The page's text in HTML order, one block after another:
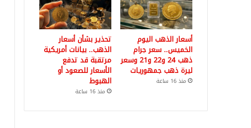
أسعار الذهب اليوم
الخميس.. سعر جرام
ذهب 24 و22 و21 وسعر
ليرة ذهب جمهوريات
منذ 16 ساعة
تحذير بشأن أسعار
الذهب.. بيانات أمريكية
مرتقبة قد تدفع
الأسعار للصعود أو
الهبوط
منذ 16 ساعة